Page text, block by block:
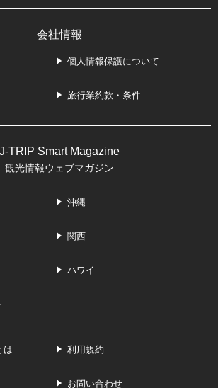
会社情報
個人情報保護について
旅行業約款・条件
J-TRIP Smart Magazine
観光情報ウェブマガジン
沖縄
関西
ハワイ
は 利用規約
お問い合わせ